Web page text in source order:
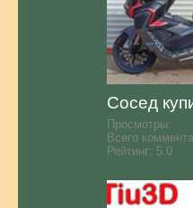
Сосед
Просмотры:
Всего
Рейтинг: 5.0